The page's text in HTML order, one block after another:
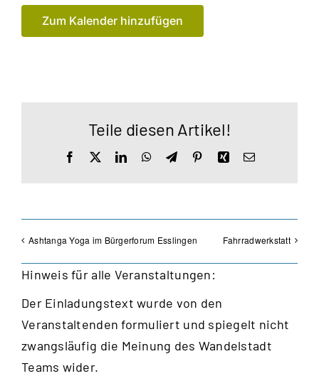
Zum Kalender hinzufügen
Teile diesen Artikel!
Facebook LinkedInWhatsApp
TelegramPinterestXingE-
Ashtanga Yoga im Bürgerforum Esslingen Fahrradwerkstatt
Hinweis für alle Veranstaltungen:
Der Einladungstext wurde von den
Veranstaltenden formuliert und spiegelt nicht
zwangsläufig die Meinung des Wandelstadt
Teams wider.